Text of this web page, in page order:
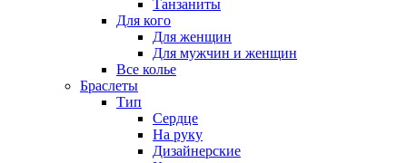
Танзаниты
Для кого
Для женщин
Для мужчин и женщин
Все колье
Браслеты
Тип
Сердце
На руку
Дизайнерские